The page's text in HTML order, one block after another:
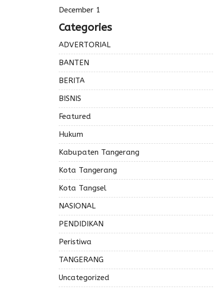
December 1
Categories
ADVERTORIAL
BANTEN
BERITA
BISNIS
Featured
Hukum
Kabupaten Tangerang
Kota Tangerang
Kota Tangsel
NASIONAL
PENDIDIKAN
Peristiwa
TANGERANG
Uncategorized